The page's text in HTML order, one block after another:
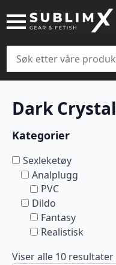
Dark Crystal
Kategorier
Sexleketøy
Analplugg
PVC
Dildo
Fantasy
Realistisk
Viser alle 10 resultater